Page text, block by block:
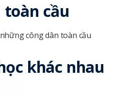
cầu
công dân toàn cầu
khác nhau